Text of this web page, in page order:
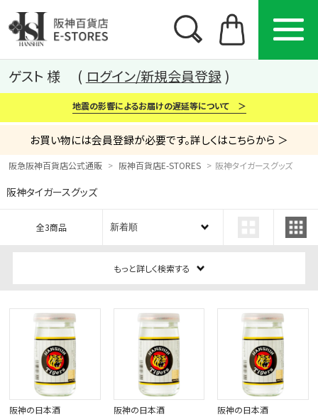
カテゴリー ブランド
閉じる
ゲスト 様 ログイン/新規会員登録
地震の影響によるお届けの遅延等について ＞
お買い物には会員登録が必要です。詳しくはこちらから ＞
阪急阪神百貨店公式通販 阪神百貨店E-STORES 阪神タイガースグッズ
阪神タイガースグッズ
全3商品
もっと詳しく検索する
阪神の日本酒
阪神の日本酒
阪神の日本酒